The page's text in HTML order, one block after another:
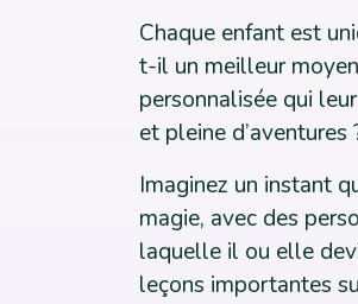
Chaque enfant est
t-il un meilleur
personnalisée qui
et pleine d’aventures
Imaginez un instant
magie, avec des
laquelle il ou elle
leçons importantes